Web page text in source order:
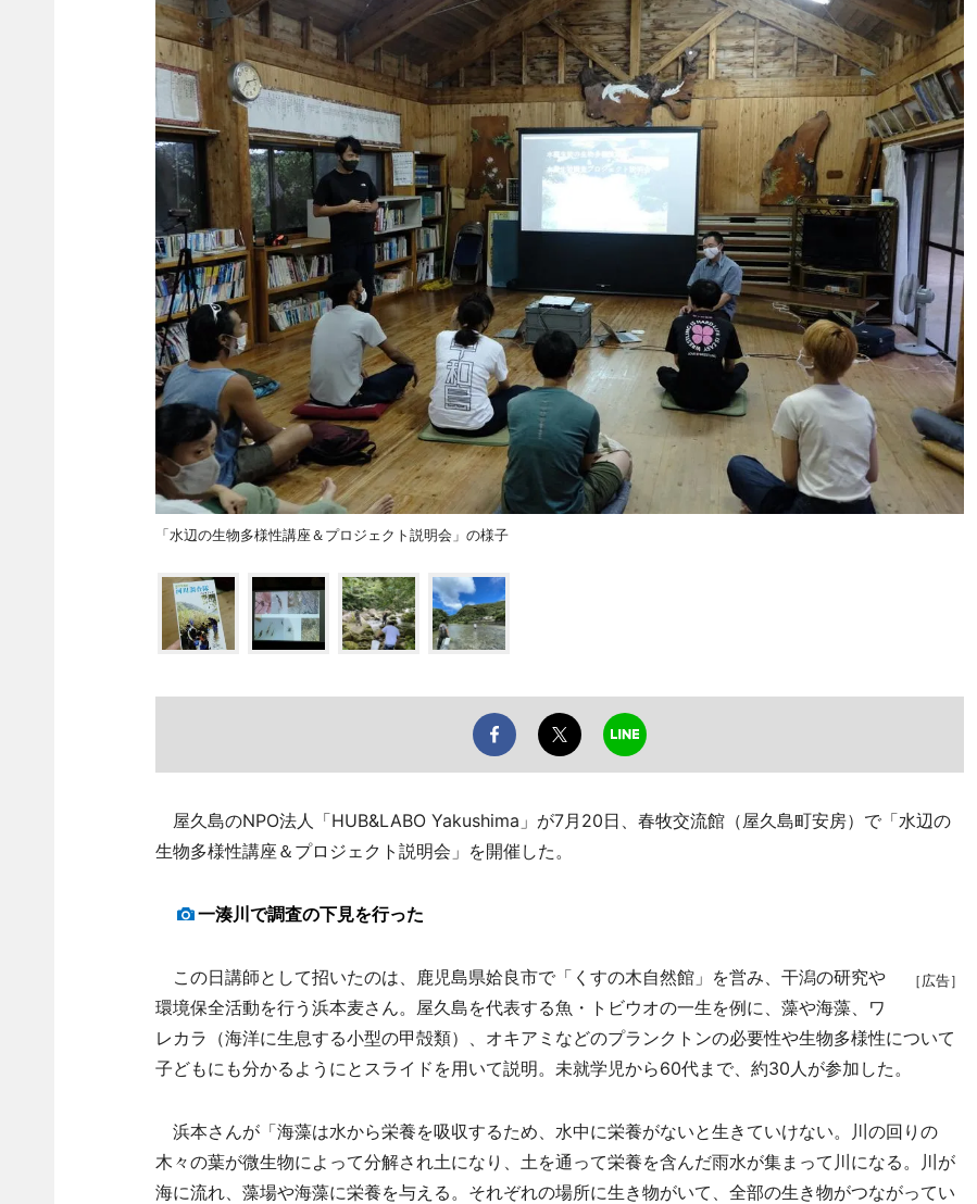
「水辺の生物多様性講座＆プロジェクト説明会」の様子
屋久島のNPO法人「HUB&LABO Yakushima」が7月20日、春牧交流館（屋久島町安房）で「水辺の
生物多様性講座＆プロジェクト説明会」を開催した。
一湊川で調査の下見を行った
［広告］
この日講師として招いたのは、鹿児島県姶良市で「くすの木自然館」を営み、干潟の研究や
環境保全活動を行う浜本麦さん。屋久島を代表する魚・トビウオの一生を例に、藻や海藻、ワ
レカラ（海洋に生息する小型の甲殻類）、オキアミなどのプランクトンの必要性や生物多様性について
子どもにも分かるようにとスライドを用いて説明。未就学児から60代まで、約30人が参加した。
浜本さんが「海藻は水から栄養を吸収するため、水中に栄養がないと生きていけない。川の回りの
木々の葉が微生物によって分解され土になり、土を通って栄養を含んだ雨水が集まって川になる。川が
海に流れ、藻場や海藻に栄養を与える。それぞれの場所に生き物がいて、全部の生き物がつながってい